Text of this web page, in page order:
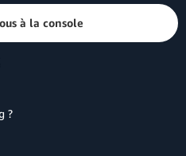
à la console
?